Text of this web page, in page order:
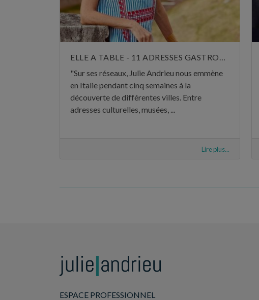
"Sur ses réseaux, Julie Andrieu nous emmène
en Italie pendant cinq semaines à la
découverte de différentes villes. Entre
adresses culturelles, musées, ...
Lire plus...
ESPACE PROFESSIONNEL